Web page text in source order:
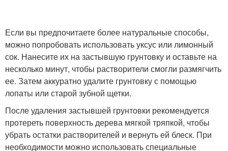
Если вы предпочитаете более натуральные способы,
можно попробовать использовать уксус или лимонный
сок. Нанесите их на застывшую грунтовку и оставьте на
несколько минут, чтобы растворители смогли размягчить
ее. Затем аккуратно удалите грунтовку с помощью
лопаты или старой зубной щетки.
После удаления застывшей грунтовки рекомендуется
протереть поверхность дерева мягкой тряпкой, чтобы
убрать остатки растворителей и вернуть ей блеск. При
необходимости можно использовать специальные